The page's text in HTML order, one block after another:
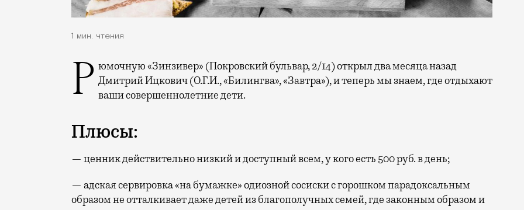
1 мин. чтения
Рюмочную «Зинзивер» (Покровский бульвар, 2/14) открыл два месяца назад Дмитрий Ицкович (О.Г.И., «Билингва», «Завтра»), и теперь мы знаем, где отдыхают
ваши совершеннолетние дети.
Плюсы:
— ценник действительно низкий и доступный всем, у кого есть 500 руб. в день;
— адская сервировка «на бумажке» одиозной сосиски с горошком парадоксальным
образом не отталкивает даже детей из благополучных семей, где законным образом и